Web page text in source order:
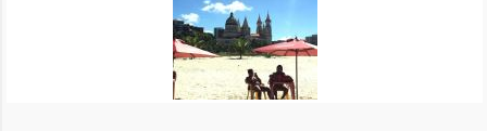
1 24-nov-2016 ::por:BrasilPlayas
Hola Carlos,